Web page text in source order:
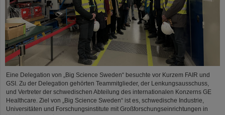
Eine Delegation von „Big Science Sweden“ besuchte vor Kurzem FAIR und
GSI. Zu der Delegation gehörten Teammitglieder, der Lenkungsausschuss,
und Vertreter der schwedischen Abteilung des internationalen Konzerns GE
Healthcare. Ziel von „Big Science Sweden“ ist es, schwedische Industrie,
Universitäten und Forschungsinstitute mit Großforschungseinrichtungen in